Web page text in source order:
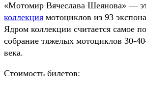
«Мотомир Вячеслава Шеянова» —
коллекция мотоциклов из 93
Ядром коллекции считается самое
собрание тяжелых мотоциклов 30-
века.
Стоимость билетов: